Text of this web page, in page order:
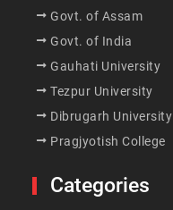
Govt. of Assam
Govt. of India
Gauhati University
Tezpur University
Dibrugarh University
Pragjyotish College
Categories